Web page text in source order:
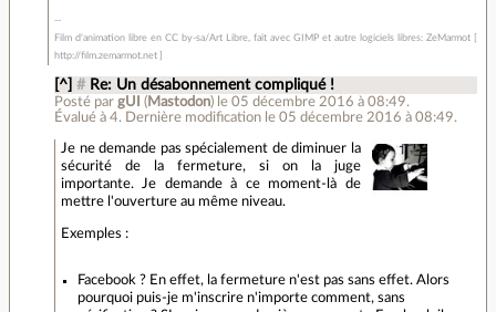
Film d'animation libre en CC by-sa/Art Libre, fait avec GIMP et autre logiciels libres: ZeMarmot [
http://film.zemarmot.net ]
[^] # Re: Un désabonnement compliqué !
Posté par gUI (Mastodon) le 05 décembre 2016 à 08:49.
Évalué à 4.Dernière modification le 05 décembre 2016 à 08:49.
Je ne demande pas spécialement de diminuer la
sécurité de la fermeture, si on la juge
importante. Je demande à ce moment-là de
mettre l'ouverture au même niveau.
Exemples :
Facebook ? En effet, la fermeture n'est pas sans effet. Alors
pourquoi puis-je m'inscrire n'importe comment, sans